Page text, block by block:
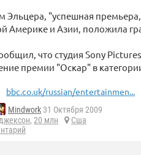
Эльцера, "успешная
Америке и Азии, положила
что студия Sony
премии "Оскар" в
bbc.co.uk/russian/entertainmen...
Mindwork 31 Октября 2009
, 20 млн
Сша